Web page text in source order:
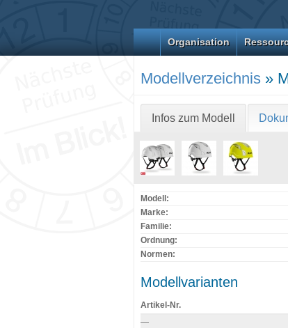
Organisation
Modellverzeichnis »
Infos zum Modell
Modell:
Marke:
Familie:
Ordnung:
Normen:
Modellvarianten
Artikel-Nr.
—